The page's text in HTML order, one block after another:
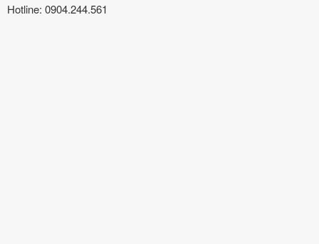
Hotline: 0904.244.561